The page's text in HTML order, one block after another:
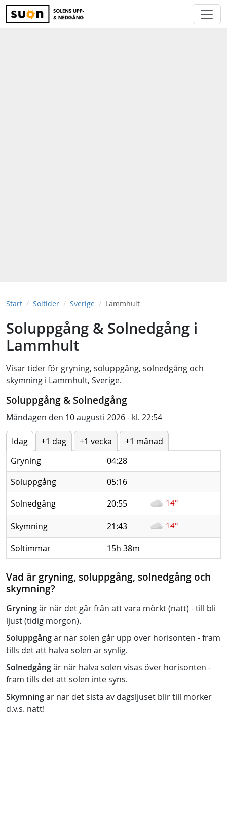
Start Soltider Sverige Lammhult
Soluppgång & Solnedgång i
Lammhult
Visar tider för gryning, soluppgång, solnedgång och
skymning i Lammhult, Sverige.
Soluppgång & Solnedgång
Måndagen den 10 augusti 2026 - kl. 22:54
Idag +1 dag +1 vecka
+1 månad
Gryning
04:28
Soluppgång
05:16
Solnedgång
20:55 14°
Skymning 21:43 14°
Soltimmar 15h 38m
Vad är gryning, soluppgång, solnedgång och
skymning?
Gryningär när det går från att vara mörkt (natt) - till bli
ljust (tidig morgon).
Soluppgångär när solen går upp över horisonten - fram
tills det att halva solen är synlig.
Solnedgångär när halva solen visas över horisonten -
fram tills det att solen inte syns.
Skymningär när det sista av dagsljuset blir till mörker
d.v.s. natt!